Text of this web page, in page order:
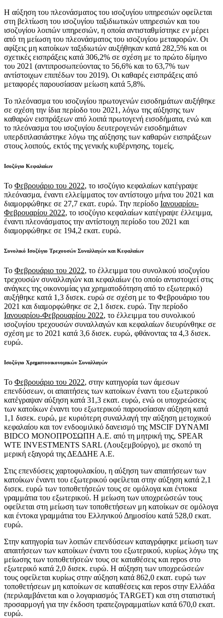
Η αύξηση του πλεονάσματος του ισοζυγίου υπηρεσιών οφείλεται
στη βελτίωση του ισοζυγίου ταξιδιωτικών υπηρεσιών και του
ισοζυγίου λοιπών υπηρεσιών, η οποία αντισταθμίστηκε εν μέρει
από τη μείωση του πλεονάσματος του ισοζυγίου μεταφορών. Οι
αφίξεις μη κατοίκων ταξιδιωτών αυξήθηκαν κατά 282,5% και οι
σχετικές εισπράξεις κατά 306,2% σε σχέση με το πρώτο δίμηνο
του 2021 (αντιπροσωπεύοντας το 56,6% και το 63,7% των
αντίστοιχων επιπέδων του 2019). Οι καθαρές εισπράξεις από
μεταφορές παρουσίασαν μείωση κατά 5,8%.
Το πλεόνασμα του ισοζυγίου πρωτογενών εισοδημάτων αυξήθηκε
σε σχέση την ίδια περίοδο του 2021, λόγω της αύξησης των
καθαρών εισπράξεων από λοιπά πρωτογενή εισοδήματα, ενώ και
το πλεόνασμα του ισοζυγίου δευτερογενών εισοδημάτων
υπερδιπλασιάστηκε λόγω της αύξησης των καθαρών εισπράξεων
στους λοιπούς, εκτός της γενικής κυβέρνησης, τομείς.
Ισοζύγιο Κεφαλαίων
Το Φεβρουάριο του 2022, το ισοζύγιο κεφαλαίων κατέγραψε
πλεόνασμα, έναντι ελλείμματος τον αντίστοιχο μήνα του 2021 και
διαμορφώθηκε σε 27,7 εκατ. ευρώ. Την περίοδο Ιανουαρίου-
Φεβρουαρίου 2022, το ισοζύγιο κεφαλαίων κατέγραψε έλλειμμα,
έναντι πλεονάσματος την αντίστοιχη περίοδο του 2021 και
διαμορφώθηκε σε 194,2 εκατ. ευρώ.
Συνολικό Ισοζύγιο Τρεχουσών Συναλλαγών και Κεφαλαίων
Το Φεβρουάριο του 2022, το έλλειμμα του συνολικού ισοζυγίου
τρεχουσών συναλλαγών και κεφαλαίων (το οποίο αντιστοιχεί στις
ανάγκες της οικονομίας για χρηματοδότηση από το εξωτερικό)
αυξήθηκε κατά 1,3 δισεκ. ευρώ σε σχέση με το Φεβρουάριο του
2021 και διαμορφώθηκε σε 2,1 δισεκ. ευρώ. Την περίοδο
Ιανουαρίου-Φεβρουαρίου 2022, το έλλειμμα του συνολικού
ισοζυγίου τρεχουσών συναλλαγών και κεφαλαίων διευρύνθηκε σε
σχέση με το 2021 κατά 3,6 δισεκ. ευρώ, φθάνοντας τα 4,3 δισεκ.
ευρώ.
Ισοζύγιο Χρηματοοικονομικών Συναλλαγών
Το Φεβρουάριο του 2022, στην κατηγορία των άμεσων
επενδύσεων, οι απαιτήσεις των κατοίκων έναντι του εξωτερικού
κατέγραψαν αύξηση κατά 31,3 εκατ. ευρώ, ενώ οι υποχρεώσεις
των κατοίκων έναντι του εξωτερικού παρουσίασαν αύξηση κατά
1,1 δισεκ. ευρώ, με κυριότερη συναλλαγή την αύξηση μετοχικού
κεφαλαίου και τον ενδοομιλικό δανεισμό της MSCIF DYNAMI
BIDCO ΜΟΝΟΠΡΟΣΩΠΗ Α.Ε. από τη μητρική της, SPEAR
WTE INVESTMENTS SARL (Λουξεμβούργο), με σκοπό τη
μερική εξαγορά της ΔΕΔΔΗΕ Α.Ε.
Στις επενδύσεις χαρτοφυλακίου, η αύξηση των απαιτήσεων των
κατοίκων έναντι του εξωτερικού οφείλεται στην αύξηση κατά 2,1
δισεκ. ευρώ των τοποθετήσεών τους σε ομόλογα και έντοκα
γραμμάτια του εξωτερικού. Η μείωση των υποχρεώσεών τους
οφείλεται στη μείωση των τοποθετήσεων μη κατοίκων σε ομόλογα
και έντοκα γραμμάτια του Ελληνικού Δημοσίου κατά 528,0 εκατ.
ευρώ.
Στην κατηγορία των λοιπών επενδύσεων καταγράφηκε μείωση των
απαιτήσεων των κατοίκων έναντι του εξωτερικού, κυρίως λόγω της
μείωσης των τοποθετήσεών τους σε καταθέσεις και repos στο
εξωτερικό κατά 2,0 δισεκ. ευρώ. Η αύξηση των υποχρεώσεών
τους οφείλεται κυρίως στην αύξηση κατά 862,0 εκατ. ευρώ των
τοποθετήσεων μη κατοίκων σε καταθέσεις και repos στην Ελλάδα
(περιλαμβάνεται και ο λογαριασμός TARGET) και στη στατιστική
προσαρμογή για την έκδοση τραπεζογραμματίων κατά 670,0 εκατ.
ευρώ.